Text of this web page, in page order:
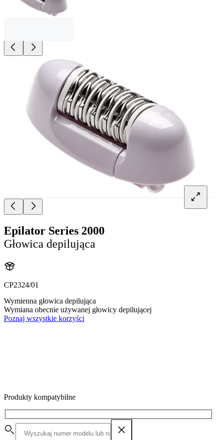
Epilator Series 2000
Głowica depilująca
CP2324/01
Wymienna głowica depilująca
Wymiana obecnie używanej głowicy depilującej
Poznaj wszystkie korzyści
Produkty kompatybilne